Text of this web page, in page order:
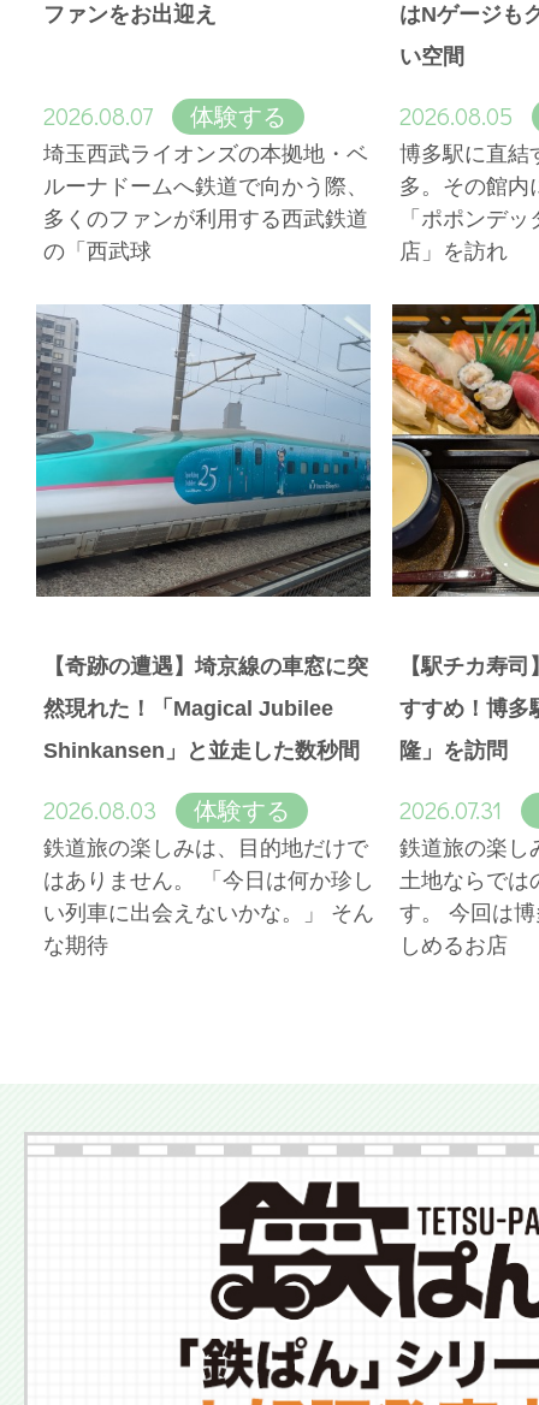
ファンをお出迎え
2026.08.07 体験する
埼玉西武ライオンズの本拠地・ベ
ルーナドームへ鉄道で向かう際、
多くのファンが利用する西武鉄道
の「西武球
はNゲージも
い空間
2026.08.05
博多駅に直結
多。その館内
「ポポンデ
店」を訪れ
【奇跡の遭遇】埼京線の車窓に突
然現れた！「Magical Jubilee
Shinkansen」と並走した数秒間
2026.08.03 体験する
鉄道旅の楽しみは、目的地だけで
はありません。 「今日は何か珍し
い列車に出会えないかな。」 そん
な期待
【駅チカ寿
すすめ！博多
隆」を訪問
2026.07.31
鉄道旅の楽し
土地ならでは
す。 今回は
しめるお店